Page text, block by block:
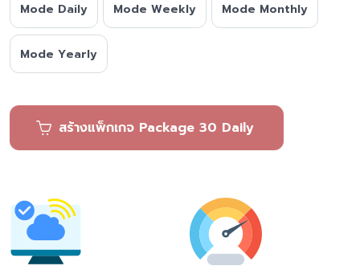
Mode Daily Mode Weekly Mode Monthly
Mode Yearly
สร้างแพ็กเกจ Package 30 Daily